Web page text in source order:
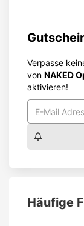
Verpasse
von NAKED
aktivieren!
Häufige